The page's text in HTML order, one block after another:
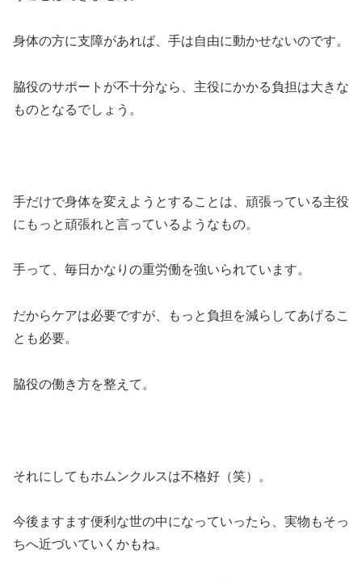
身体の方に支障があれば、手は自由に動かせないのです。
脇役のサポートが不十分なら、主役にかかる負担は大きな
ものとなるでしょう。
手だけで身体を変えようとすることは、頑張っている主役
にもっと頑張れと言っているようなもの。
手って、毎日かなりの重労働を強いられています。
だからケアは必要ですが、もっと負担を減らしてあげるこ
とも必要。
脇役の働き方を整えて。
それにしてもホムンクルスは不格好（笑）。
今後ますます便利な世の中になっていったら、実物もそっ
ちへ近づいていくかもね。